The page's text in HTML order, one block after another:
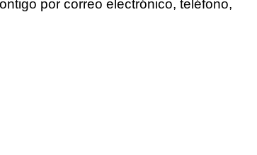
por correo electrónico, teléfono,